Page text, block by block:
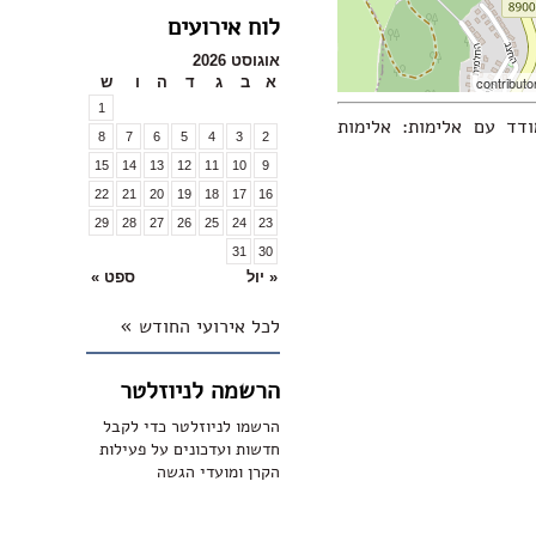
לוח אירועים
אוגוסט 2026
א
ב ג ד ה ו ש
1
2
3
4
5
6
7
8
9
10
11
12
13
14
15
16
17
18
19
20
21
22
23
24
25
26
27
28
29
30
31
« יול ספט »
לכל אירועי החודש »
הרשמה לניוזלטר
הרשמו לניוזלטר כדי לקבל
חדשות ועדכונים על פעילות
הקרן ומועדי הגשה
עם אלימות: אלימות